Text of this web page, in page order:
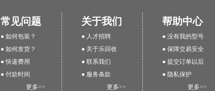
常见问题
● 如何包装？
● 如何发货？
● 快递费用
● 付款时间
更多>>
关于我们
● 人才招聘
● 关于乐回收
● 联系我们
● 服务条款
更多>>
帮助中心
● 没有我的型号
● 保障交易安全
● 提交订单以后
● 隐私保护
更多>>